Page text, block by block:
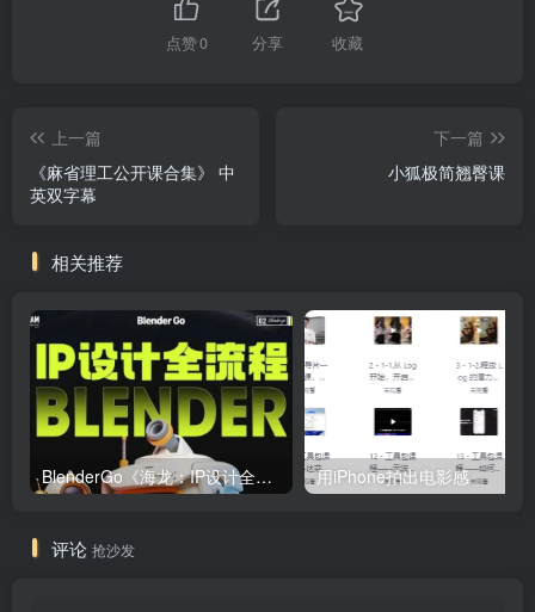
点赞0 分享 收藏
上一篇
《麻省理工公开课合集》 中
英双字幕
下一篇
小狐极简翘臀课
相关推荐
BlenderGo《海龙：IP设计全流程商业实战课》 用iPhone拍出电影感
评论 抢沙发